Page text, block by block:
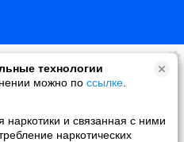
технологии
можно по ссылке
наркотики и связанная с ними
наркотических